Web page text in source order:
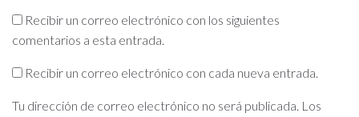
Tu dirección de correo electrónico no será publicada. Los
Recibir un correo electrónico con los siguientes
comentarios a esta entrada.
Recibir un correo electrónico con cada nueva entrada.